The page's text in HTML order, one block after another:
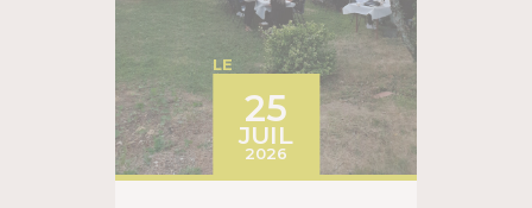
LE
25
JUIL
2026